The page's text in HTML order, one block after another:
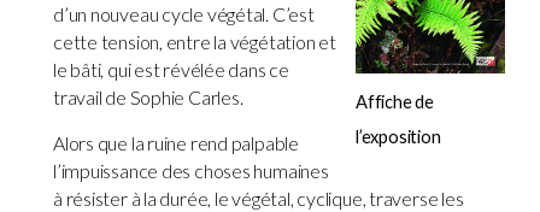
Affiche de
l’exposition
d’un nouveau cycle végétal. C’est
cette tension, entre la végétation et
le bâti, qui est révélée dans ce
travail de Sophie Carles.
Alors que la ruine rend palpable
l’impuissance des choses humaines
à résister à la durée, le végétal, cyclique, traverse les